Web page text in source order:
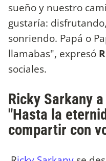
sueño y nuestro
gustaría:
sonriendo. Papá o
llamabas", expresó
sociales.
Ricky Sarkany
"Hasta la
compartir con